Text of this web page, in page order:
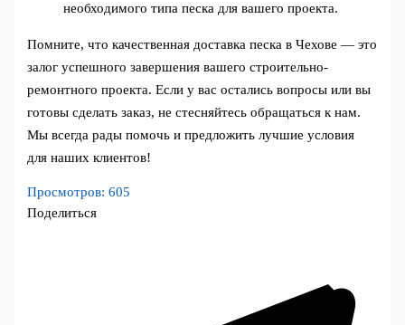
необходимого типа песка для вашего проекта.
Помните, что качественная доставка песка в Чехове — это
залог успешного завершения вашего строительно-
ремонтного проекта. Если у вас остались вопросы или вы
готовы сделать заказ, не стесняйтесь обращаться к нам.
Мы всегда рады помочь и предложить лучшие условия
для наших клиентов!
Просмотров: 605
Поделиться